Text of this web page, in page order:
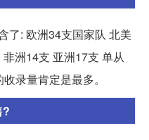
了: 欧洲34支国家队 北美
洲14支 亚洲17支 单从
录量肯定是最多。
?